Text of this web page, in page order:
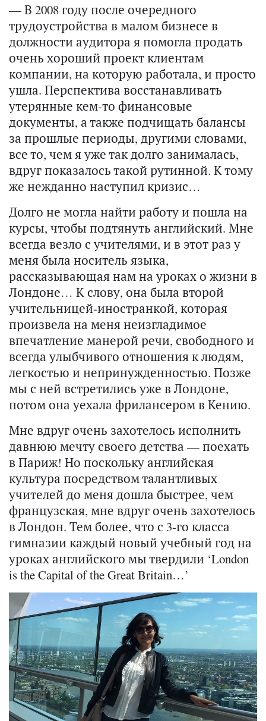
— В 2008 году после очередного
трудоустройства в малом бизнесе в
должности аудитора я помогла продать
очень хороший проект клиентам
компании, на которую работала, и просто
ушла. Перспектива восстанавливать
утерянные кем-то финансовые
документы, а также подчищать балансы
за прошлые периоды, другими словами,
все то, чем я уже так долго занималась,
вдруг показалось такой рутинной. К тому
же нежданно наступил кризис…
Долго не могла найти работу и пошла на
курсы, чтобы подтянуть английский. Мне
всегда везло с учителями, и в этот раз у
меня была носитель языка,
рассказывающая нам на уроках о жизни в
Лондоне… К слову, она была второй
учительницей-иностранкой, которая
произвела на меня неизгладимое
впечатление манерой речи, свободного и
всегда улыбчивого отношения к людям,
легкостью и непринужденностью. Позже
мы с ней встретились уже в Лондоне,
потом она уехала фрилансером в Кению.
Мне вдруг очень захотелось исполнить
давнюю мечту своего детства — поехать
в Париж! Но поскольку английская
культура посредством талантливых
учителей до меня дошла быстрее, чем
французская, мне вдруг очень захотелось
в Лондон. Тем более, что с 3-го класса
гимназии каждый новый учебный год на
уроках английского мы твердили ‘London
is the Capital of the Great Britain…’